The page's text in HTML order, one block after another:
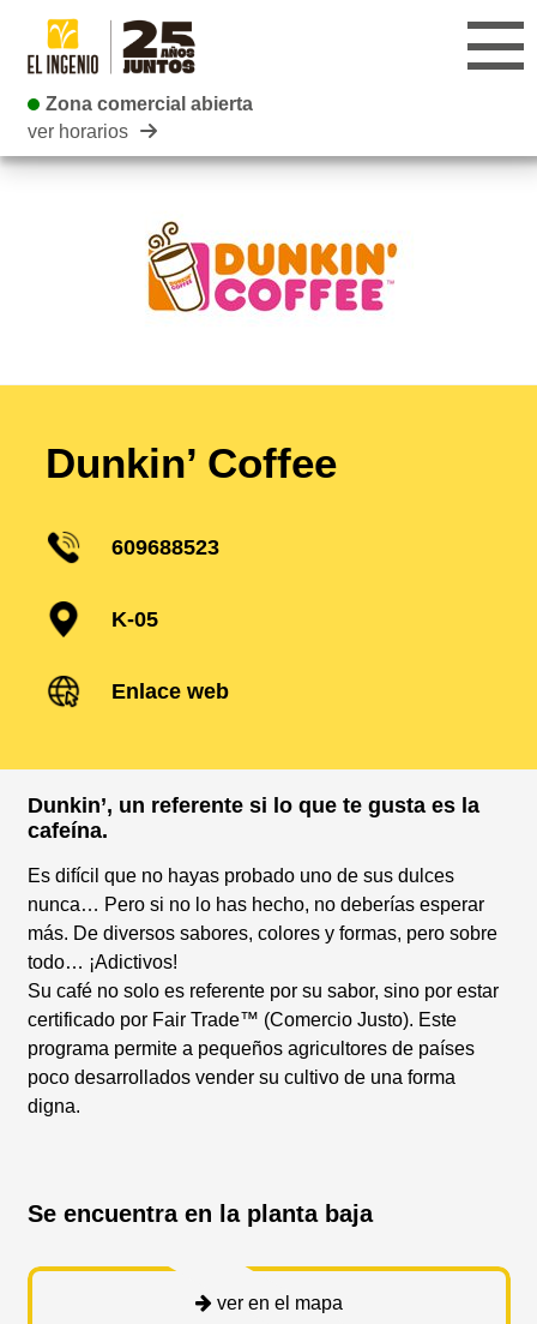
Zona comercial abierta
TIENDAS
INFANTIL
Zona comercial abierta
ver horarios
Dunkin’ Coffee
609688523
K-05
Enlace web
Dunkin’, un referente si lo que te gusta es la
cafeína.
Es difícil que no hayas probado uno de sus dulces
nunca… Pero si no lo has hecho, no deberías esperar
más. De diversos sabores, colores y formas, pero sobre
todo… ¡Adictivos!
Su café no solo es referente por su sabor, sino por estar
certificado por Fair Trade™ (Comercio Justo). Este
programa permite a pequeños agricultores de países
poco desarrollados vender su cultivo de una forma
digna.
Se encuentra en la planta baja
ver en el mapa